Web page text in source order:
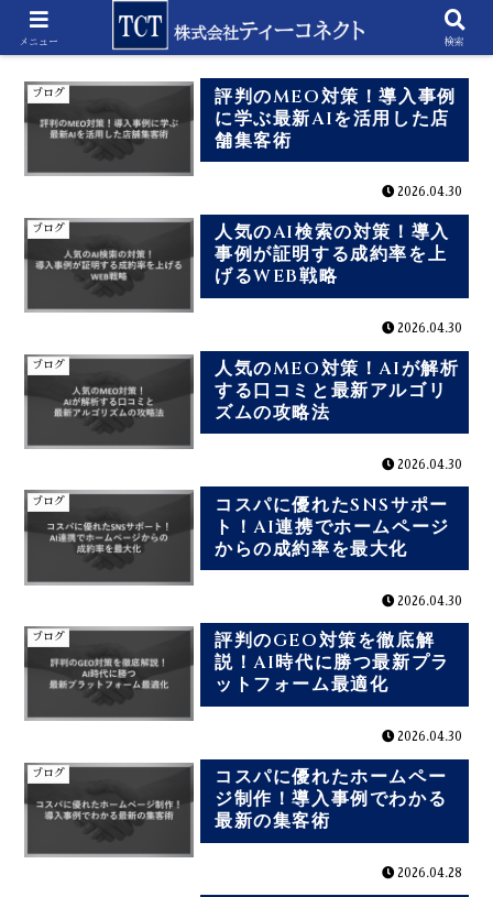
2026-04
ブログ
評判のMEO対策！導入事例
に学ぶ最新AIを活用した店
舗集客術
2026.04.30
ブログ
人気のAI検索の対策！導入
事例が証明する成約率を上
げるWEB戦略
2026.04.30
ブログ
人気のMEO対策！AIが解析
する口コミと最新アルゴリ
ズムの攻略法
2026.04.30
ブログ
コスパに優れたSNSサポー
ト！AI連携でホームページ
からの成約率を最大化
2026.04.30
ブログ
評判のGEO対策を徹底解
説！AI時代に勝つ最新プラ
ットフォーム最適化
2026.04.30
ブログ
コスパに優れたホームペー
ジ制作！導入事例でわかる
最新の集客術
2026.04.28
メニュー 検索